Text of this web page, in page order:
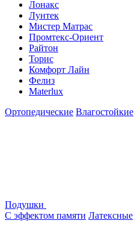
Лонакс
Лунтек
Мистер Матрас
Промтекс-Ориент
Райтон
Торис
Комфорт Лайн
Фелиз
Materlux
Ортопедические Влагостойкие
Подушки
С эффектом памяти Латексные